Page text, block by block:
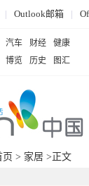
| Outlook邮箱 |
汽车 财经
健康
博览 历史 图汇
页 > 家居 >正文